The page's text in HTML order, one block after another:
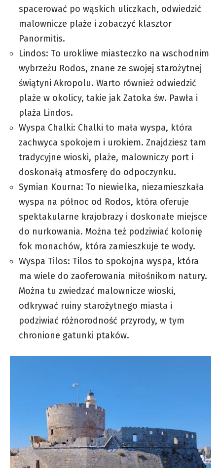
spacerować po wąskich uliczkach, odwiedzić
malownicze plaże i zobaczyć klasztor
Panormitis.
Lindos: To urokliwe miasteczko na wschodnim
wybrzeżu Rodos, znane ze swojej starożytnej
świątyni Akropolu. Warto również odwiedzić
plaże w okolicy, takie jak Zatoka św. Pawła i
plaża Lindos.
Wyspa Chalki: Chalki to mała wyspa, która
zachwyca spokojem i urokiem. Znajdziesz tam
tradycyjne wioski, plaże, malowniczy port i
doskonałą atmosferę do odpoczynku.
Symian Kourna: To niewielka, niezamieszkała
wyspa na północ od Rodos, która oferuje
spektakularne krajobrazy i doskonałe miejsce
do nurkowania. Można też podziwiać kolonię
fok monachów, która zamieszkuje te wody.
Wyspa Tilos: Tilos to spokojna wyspa, która
ma wiele do zaoferowania miłośnikom natury.
Można tu zwiedzać malownicze wioski,
odkrywać ruiny starożytnego miasta i
podziwiać różnorodność przyrody, w tym
chronione gatunki ptaków.